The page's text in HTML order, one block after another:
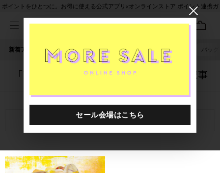
ポイントをひとつに。お得に使える公式アプリ×オンラインストア ポイント連携ガ
新着アイテム 人気ワード セール 40th限定 ピアス バッグ
「1042401.2520002.0002」に関する記事
関連キーワード